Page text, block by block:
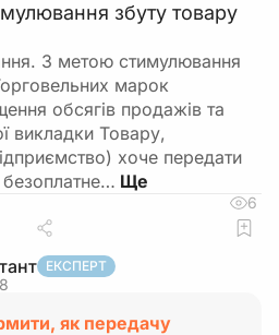
збуту товару
З метою стимулювання
марок
обсягів продажів та
викладки Товару,
хоче передати
6
ЕКСПЕРТ
як передачу